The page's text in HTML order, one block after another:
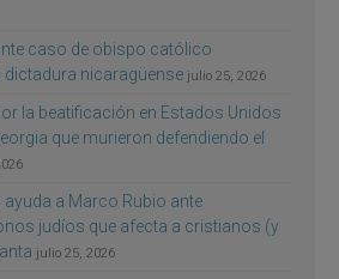
caso de obispo católico
nicaragüense julio 25, 2026
la beatificación en Estados Unidos
que murieron defendiendo el
a Marco Rubio ante
judíos que afecta a cristianos (y
julio 25, 2026